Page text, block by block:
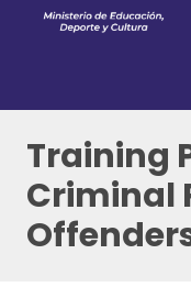
Training
Criminal